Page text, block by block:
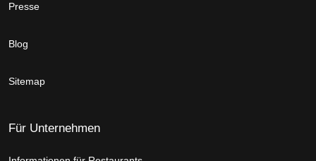
Presse
Blog
Sitemap
Für Unternehmen